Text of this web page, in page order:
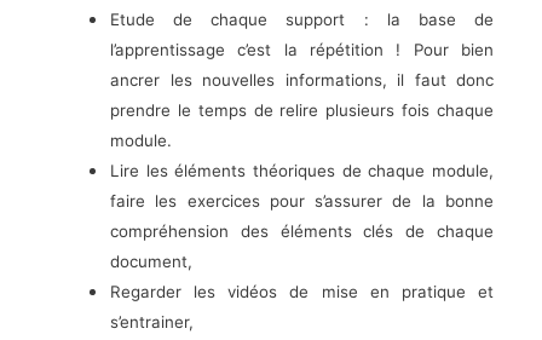
Etude de chaque support : la base de
l’apprentissage c’est la répétition ! Pour bien
ancrer les nouvelles informations, il faut donc
prendre le temps de relire plusieurs fois chaque
module.
Lire les éléments théoriques de chaque module,
faire les exercices pour s’assurer de la bonne
compréhension des éléments clés de chaque
document,
Regarder les vidéos de mise en pratique et
s’entrainer,